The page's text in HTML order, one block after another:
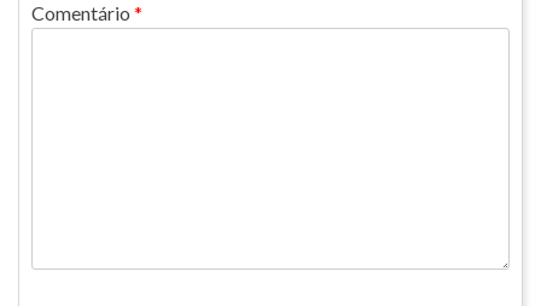
Comentário *